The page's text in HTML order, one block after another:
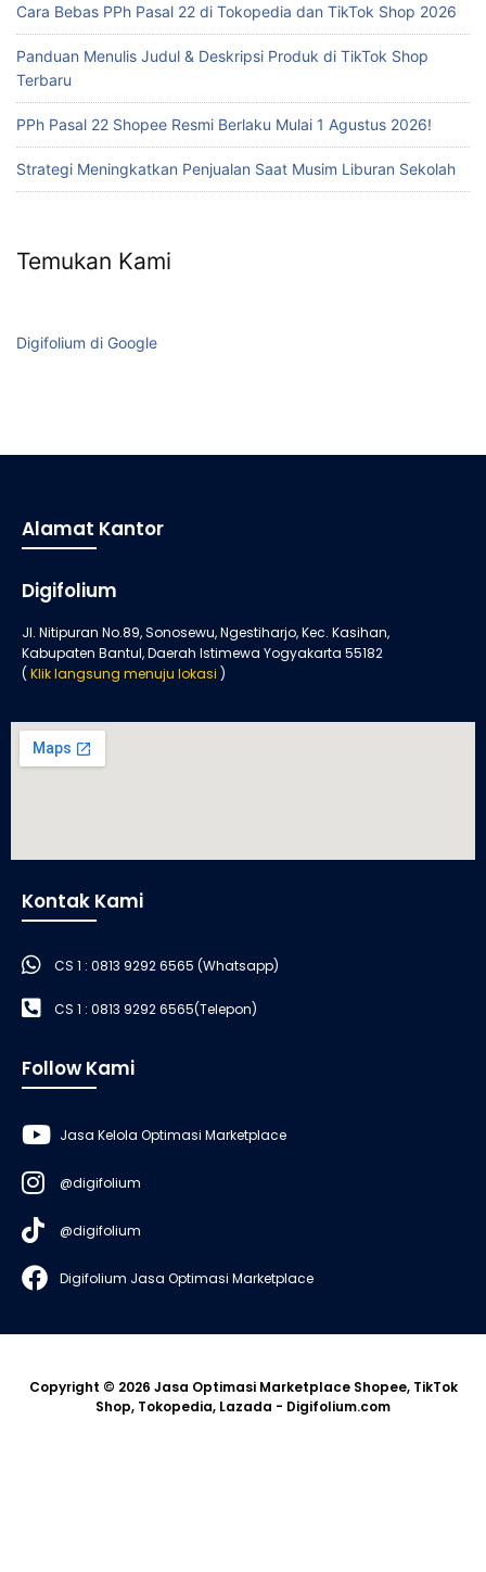
Cara Bebas PPh Pasal 22 di Tokopedia dan TikTok Shop 2026
Panduan Menulis Judul & Deskripsi Produk di TikTok Shop
Terbaru
PPh Pasal 22 Shopee Resmi Berlaku Mulai 1 Agustus 2026!
Strategi Meningkatkan Penjualan Saat Musim Liburan Sekolah
Temukan Kami
Digifolium di Google
Alamat Kantor
Digifolium
Jl. Nitipuran No.89, Sonosewu, Ngestiharjo, Kec. Kasihan,
Kabupaten Bantul, Daerah Istimewa Yogyakarta 55182
( Klik langsung menuju lokasi )
Kontak Kami
CS 1 : 0813 9292 6565 (Whatsapp)
CS 1 : 0813 9292 6565(Telepon)
Follow Kami
Jasa Kelola Optimasi Marketplace
@digifolium
@digifolium
Digifolium Jasa Optimasi Marketplace
Copyright © 2026 Jasa Optimasi Marketplace Shopee, TikTok
Shop, Tokopedia, Lazada - Digifolium.com